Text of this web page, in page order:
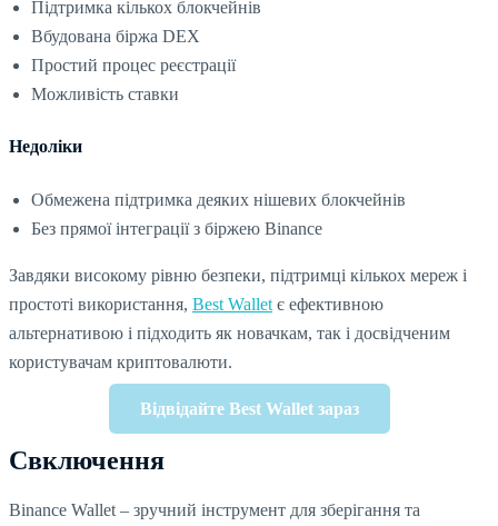
Підтримка кількох блокчейнів
Вбудована біржа DEX
Простий процес реєстрації
Можливість ставки
Недоліки
Обмежена підтримка деяких нішевих блокчейнів
Без прямої інтеграції з біржею Binance
Завдяки високому рівню безпеки, підтримці кількох мереж і
простоті використання, Best Wallet є ефективною
альтернативою і підходить як новачкам, так і досвідченим
користувачам криптовалюти.
Відвідайте Best Wallet зараз
Cвключення
Binance Wallet – зручний інструмент для зберігання та